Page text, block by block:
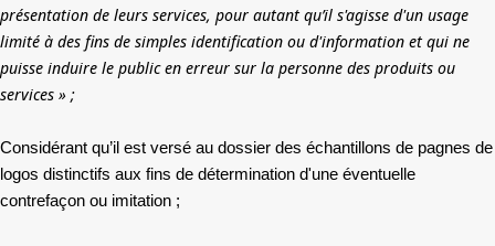
présentation de leurs services, pour autant qu’il s'agisse d'un usage
limité à des fins de simples identification ou d'information et qui ne
puisse induire le public en erreur sur la personne des produits ou
services » ;
Considérant qu’il est versé au dossier des échantillons de pagnes de
logos distinctifs aux fins de détermination d'une éventuelle
contrefaçon ou imitation ;